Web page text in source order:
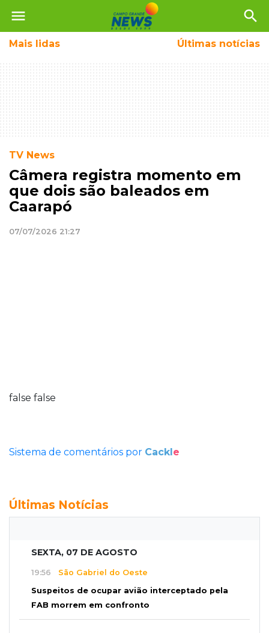
menu search
Mais lidas Últimas notícias
TV News
Câmera registra momento em
que dois são baleados em
Caarapó
07/07/2026 21:27
false false
Sistema de comentários por Cackle
Últimas Notícias
SEXTA, 07 DE AGOSTO
19:56 São Gabriel do Oeste
Suspeitos de ocupar avião interceptado pela
FAB morrem em confronto